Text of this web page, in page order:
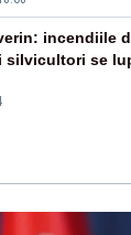
incendiile
silvicultori se